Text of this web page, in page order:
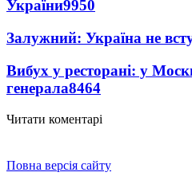
України9950
Залужний: Україна не
Вибух у ресторані: у
генерала8464
Читати коментарі
Повна версія сайту